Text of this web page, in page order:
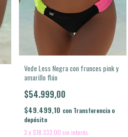
Vede Less Negra con frunces pink y
amarillo flúo
$54.999,00
$49.499,10 con Transferencia o
depósito
3 x $18.333,00 sin interés